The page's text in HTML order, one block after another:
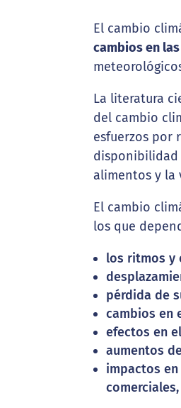
El cambio
cambios en
La literatura
del cambio
esfuerzos por
disponibilidad
alimentos y la
El cambio
los que
los ritmos y
pérdida de
cambios en
efectos en
aumentos
impactos